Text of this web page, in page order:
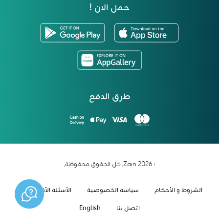
حمل الان !
طرق الدفع
؛ 2026 Zain. كل الحقوق محفوظة.
الشروط و الأحكام سياسة الخصوصية
الأسئلة الأكثر شيوعاً
اتصل بنا
English